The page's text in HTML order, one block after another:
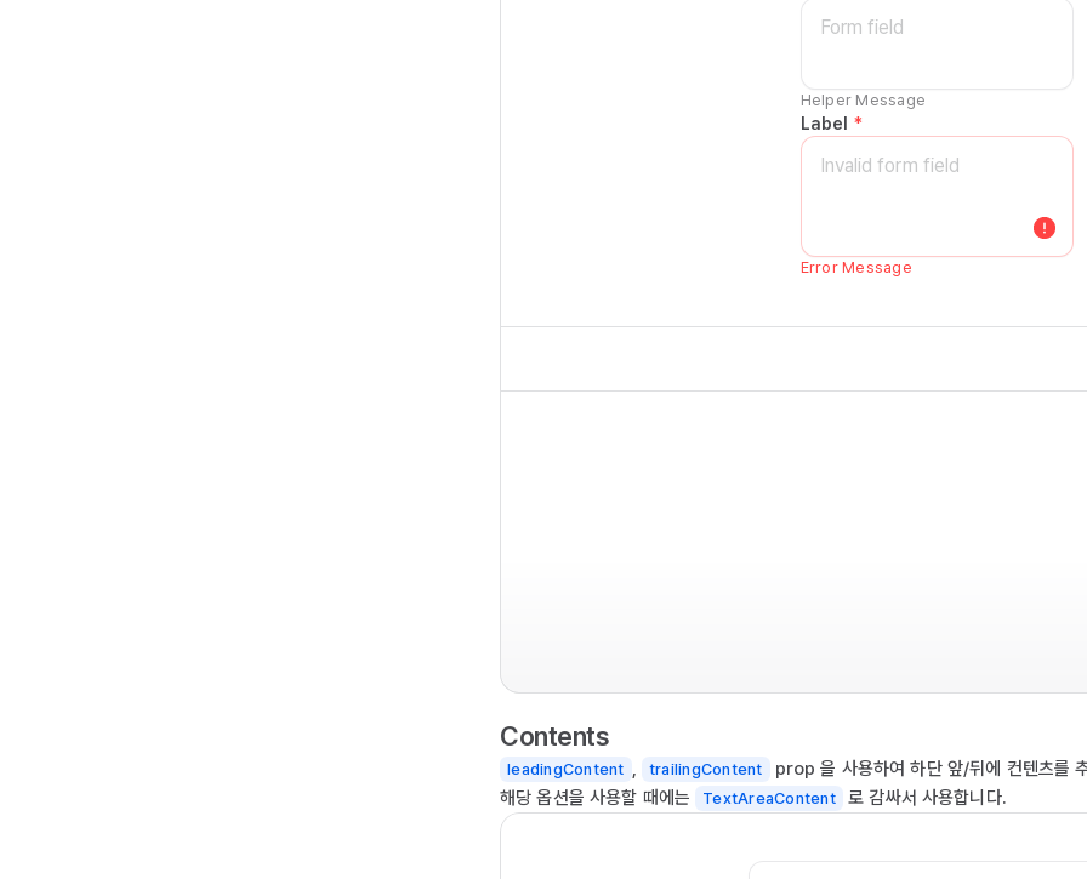
Helper Message
Label *
Error Message
Contents
leadingContent , trailingContent
prop 을 사용하여 하단 앞/뒤에 컨텐츠를
해당 옵션을 사용할 때에는
TextAreaContent 로 감싸서 사용합니다.